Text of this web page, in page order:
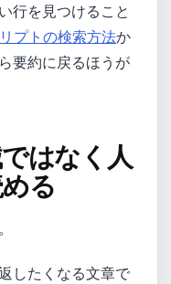
行を見つけること
プトの検索方法か
要約に戻るほうが
はなく人
る
したくなる文章で